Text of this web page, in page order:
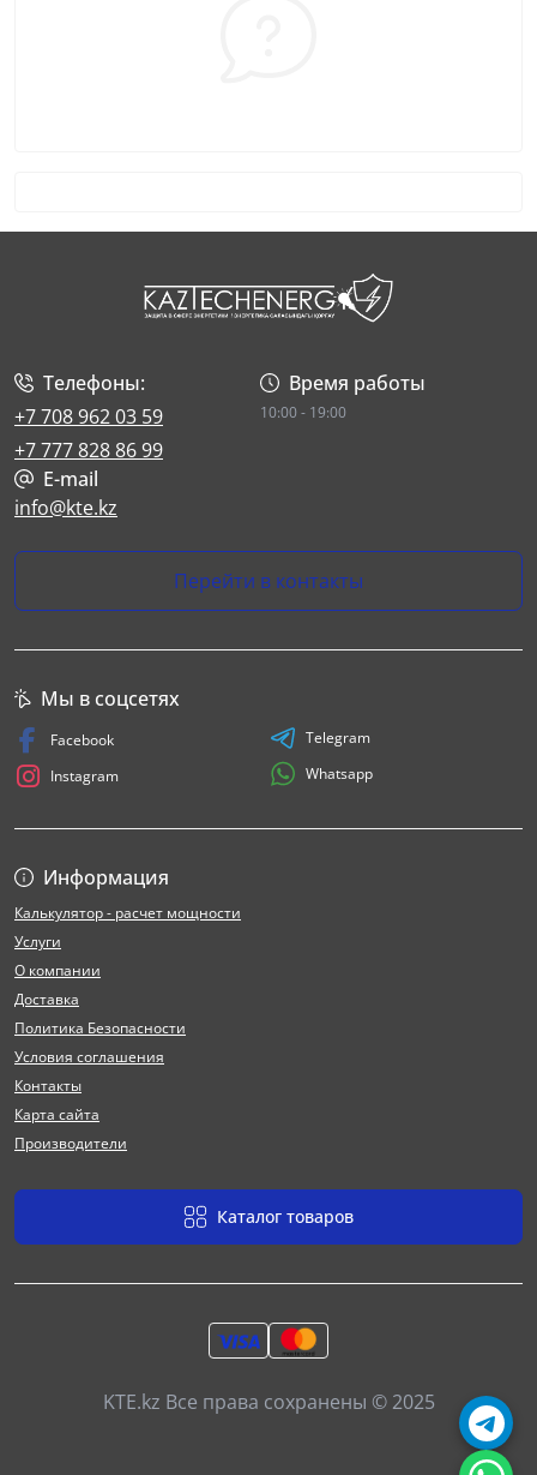
Телефоны:
+7 708 962 03 59
+7 777 828 86 99
Время работы
10:00 - 19:00
E-mail
info@kte.kz
Перейти в контакты
Информация
Калькулятор - расчет мощности
Услуги
О компании
Доставка
Политика Безопасности
Условия соглашения
Контакты
Карта сайта
Производители
Каталог товаров
Мы в соцсетях
Facebook
Instagram
Telegram
Whatsapp
KTE.kz Все права сохранены © 2025